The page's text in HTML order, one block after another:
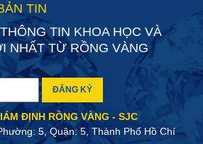
TIN
TIN KHOA HỌC VÀ
NHẤT TỪ RỒNG VÀNG
ĐĂNG KÝ
ĐỊNH RỒNG VÀNG - SJC
5, Quận: 5, Thành Phố Hồ Chí